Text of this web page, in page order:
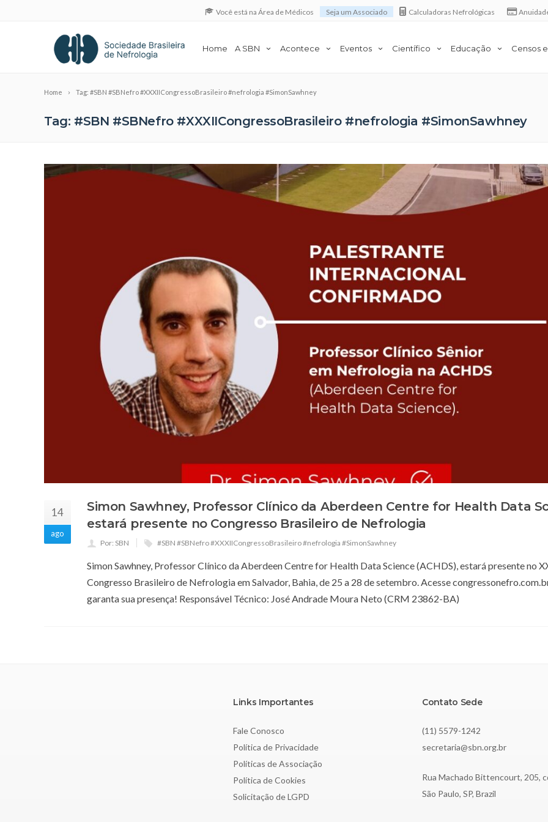
Você está na Área de Médicos Seja um Associado Calculadoras Nefrológicas
Home A SBN Acontece Eventos Científico Educação Censos
Home Tag: #SBN #SBNefro #XXXIICongressoBrasileiro #nefrologia #SimonSawhney
Tag: #SBN #SBNefro #XXXIICongressoBrasileiro #nefrologia #SimonSawhney
14
ago
Simon Sawhney, Professor Clínico da Aberdeen Centre for Health Data
estará presente no Congresso Brasileiro de Nefrologia
Por: SBN #SBN #SBNefro #XXXIICongressoBrasileiro #nefrologia #SimonSawhney
Simon Sawhney, Professor Clínico da Aberdeen Centre for Health Data Science (ACHDS), estará presente no
Congresso Brasileiro de Nefrologia em Salvador, Bahia, de 25 a 28 de setembro. Acesse
garanta sua presença! Responsável Técnico: José Andrade Moura Neto (CRM 23862-BA)
Links Importantes
Fale Conosco
Política de Privacidade
Políticas de Associação
Política de Cookies
Solicitação de LGPD
Contato Sede
(11) 5579-1242
secretaria@sbn.org.br
Rua Machado Bittencourt, 205,
São Paulo, SP, Brazil